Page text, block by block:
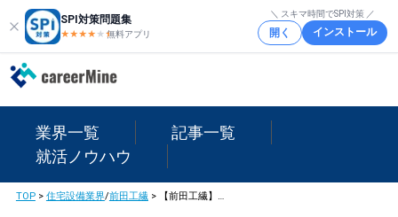
SPI対策問題集
★★★★ ★★
無料アプリ
＼ スキマ時間でSPI対策 ／
開く インストール
業界一覧
記事一覧
就活ノウハウ
TOP> 住宅設備業界/前田工繊> 【前田工繊】新卒で就職するためには？採用フローや選考対策を徹底解説！